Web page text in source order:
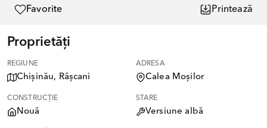
Favorite Printează
Proprietăți
REGIUNE
Chișinău, Râșcani
ADRESA
Calea Moșilor
CONSTRUCȚIE
Nouă
STARE
Versiune albă